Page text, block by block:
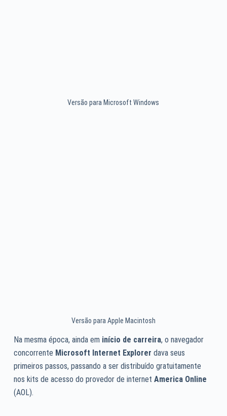
Versão para Microsoft Windows
Versão para Apple Macintosh
Na mesma época, ainda em início de carreira, o navegador
concorrente Microsoft Internet Explorer dava seus
primeiros passos, passando a ser distribuído gratuitamente
nos kits de acesso do provedor de internet America Online
(AOL).